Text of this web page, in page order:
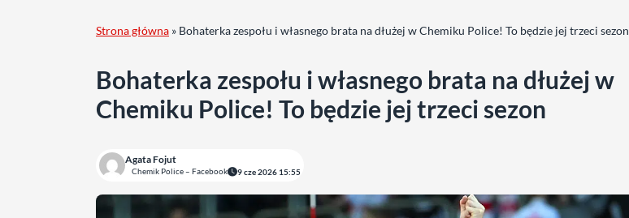
Strona główna » Bohaterka zespołu i własnego brata na dłużej w Chemiku Police! To będzie jej trzeci sezon
Bohaterka zespołu i własnego brata na dłużej w
Chemiku Police! To będzie jej trzeci sezon
Agata Fojut
Chemik Police – Facebook 9 cze 2026 15:55